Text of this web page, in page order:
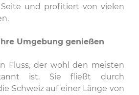
und profitiert von vielen
Umgebung genießen
Fluss, der wohl den meisten
ist. Sie fließt durch
Schweiz auf einer Länge von